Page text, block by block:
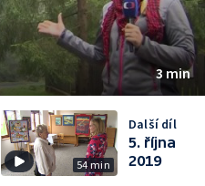
3 min
54 min
Další díl
5. října
2019